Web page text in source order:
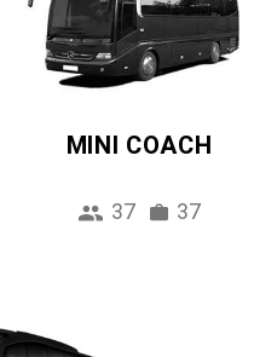
MINI COACH
37 37